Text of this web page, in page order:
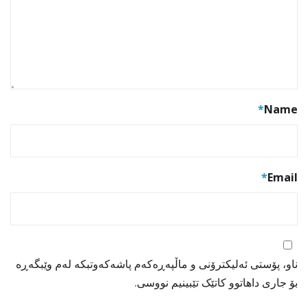
Name
*
Email
*
ناو، پۆستی ئەلیکترۆنی و ماڵپەڕەکەم پاشەکەوتبکە لەم وێبگەڕە
بۆ جاری داهاتوو کاتێک تێبینیم نووسی.